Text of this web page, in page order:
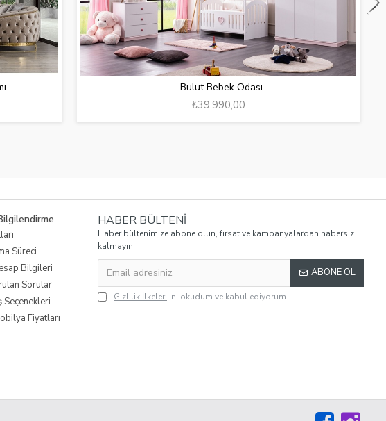
Bulut Bebek Odası
₺39.990,00
Süreci
Bilgileri
Sorular
Seçenekleri
Fiyatları
HABER BÜLTENI
Haber bültenimize abone olun, fırsat ve kampanyalardan habersiz
kalmayın
ABONE OL
Gizlilik İlkeleri 'ni okudum ve kabul ediyorum.